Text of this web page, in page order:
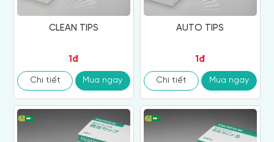
CLEAN TIPS
1đ
Chi tiết Mua ngay
AUTO TIPS
1đ
Chi tiết Mua ngay